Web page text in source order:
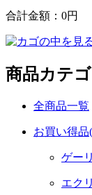
合計金額： 0円
商品カテ
全商品一覧
お買い得品
ゲー
エク